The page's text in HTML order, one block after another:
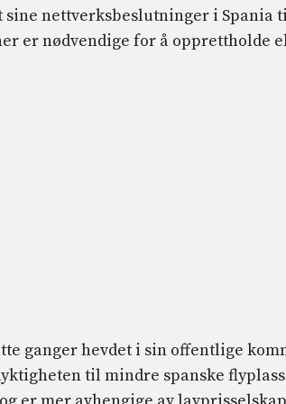
sine nettverksbeslutninger i Spania
er nødvendige for å opprettholde
ganger hevdet i sin offentlige
til mindre spanske